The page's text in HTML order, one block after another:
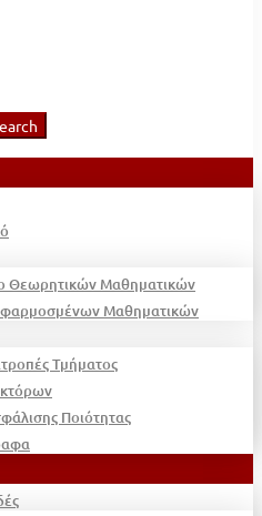
Θεωρητικών Μαθηματικών
Μαθηματικών
Τμήματος
Ποιότητας